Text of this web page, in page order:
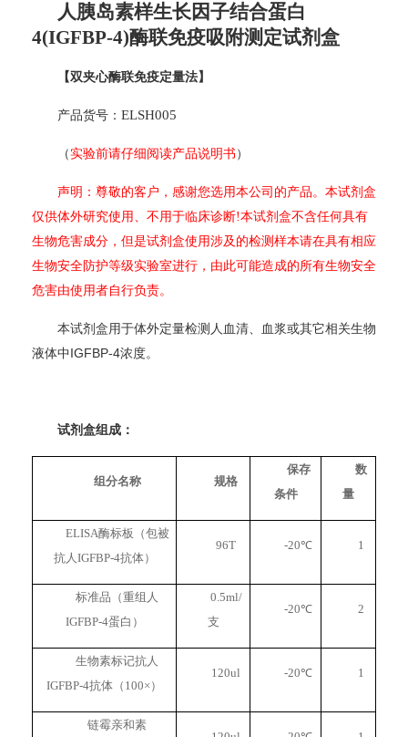
人胰岛素样生长因子结合蛋白
4(IGFBP-4)酶联免疫吸附测定试剂盒
【双夹心酶联免疫定量法】
产品货号： ELSH005
（实验前请仔细阅读产品说明书 ）
声明：尊敬的客户，感谢您选用本公司的产品。本试剂盒
仅供体外研究使用、不用于临床诊断!本试剂盒不含任何具有
生物危害成分，但是试剂盒使用涉及的检测样本请在具有相应
生物安全防护等级实验室进行，由此可能造成的所有生物安全
危害由使用者自行负责。
本试剂盒用于体外定量检测人血清、血浆或其它相关生物
液体中 IGFBP-4浓度。
试剂盒组成：
组分名称 规格
保存
条件
数
量
ELISA酶标板（包被
抗人IGFBP-4抗体）
96T -20℃ 1
标准品（重组人
IGFBP-4蛋白）
0.5ml/
支
-20℃ 2
生物素标记抗人
IGFBP-4抗体（100×）
120ul -20℃ 1
链霉亲和素